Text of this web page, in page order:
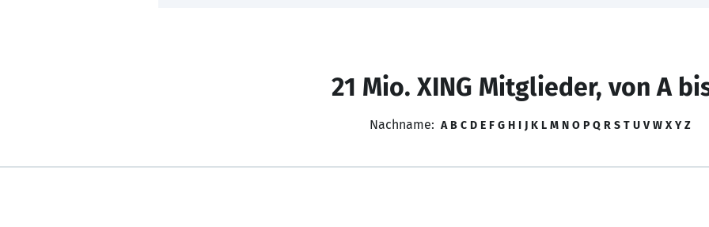
21 Mio. XING Mitglieder, von A
Nachname: A B C D E F G H I J K L M N O P Q R S T U V W X Y Z